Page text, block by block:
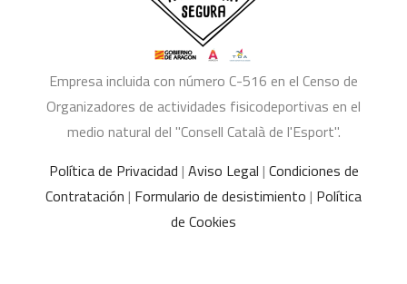
Empresa incluida con número C-516 en el Censo de
Organizadores de actividades fisicodeportivas en el
medio natural del "Consell Català de l'Esport".
Política de Privacidad | Aviso Legal | Condiciones de
Contratación | Formulario de desistimiento | Política
de Cookies